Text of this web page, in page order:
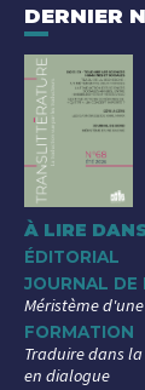
DERNIER
À LIRE
ÉDITORIAL
JOURNAL DE
Méristème
FORMATION
Traduire dans
en dialogue